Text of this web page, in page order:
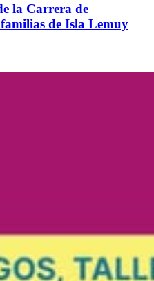
la Carrera de
de Isla Lemuy